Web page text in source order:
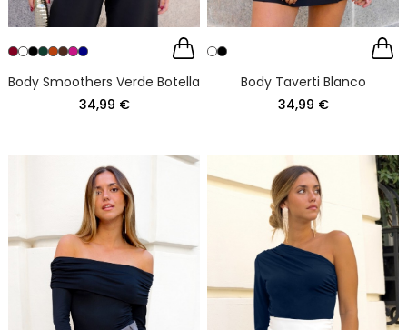
Body Smoothers Verde Botella
34,99 €
Body Taverti Blanco
34,99 €